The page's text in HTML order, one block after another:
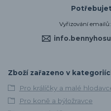
Vyřizování
Zboží zařazeno v
Pro králíčky a malé
Pro koně a býložravce